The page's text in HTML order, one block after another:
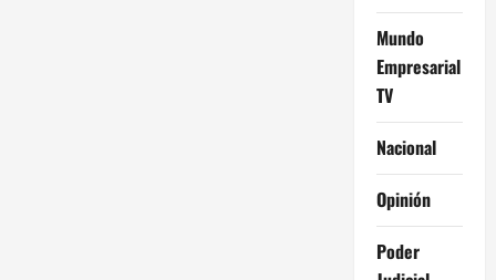
Mundo
Empresarial
TV
Nacional
Opinión
Poder